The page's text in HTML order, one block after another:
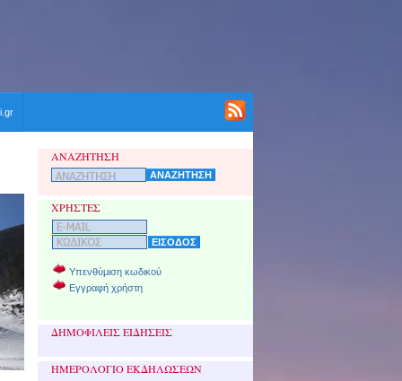
ΑΝΑΖΗΤΗΣΗ
ΧΡΗΣΤΕΣ
Υπενθύμιση κωδικού
Εγγραφή χρήστη
ΔΗΜΟΦΙΛΕΙΣ ΕΙΔΗΣΕΙΣ
ΗΜΕΡΟΛΟΓΙΟ ΕΚΔΗΛΩΣΕΩΝ